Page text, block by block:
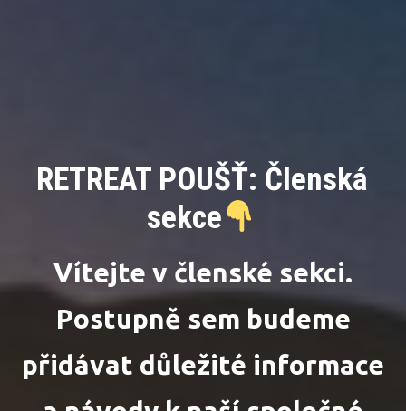
RETREAT POUŠŤ: Členská
sekce
Vítejte v členské sekci.
Postupně sem budeme
přidávat důležité informace